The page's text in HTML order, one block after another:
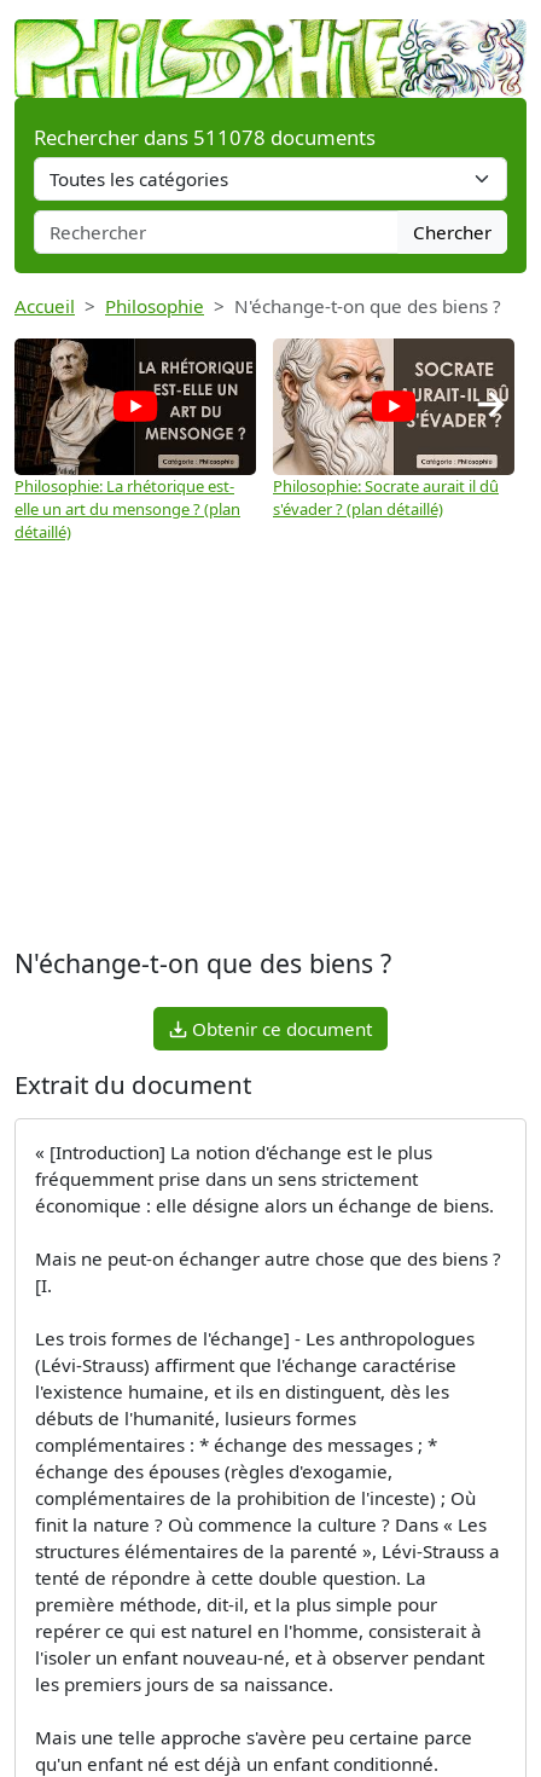
Rechercher dans 511078 documents
Chercher
Accueil Philosophie N'échange-t-on que des biens ?
Philosophie: La rhétorique est-
elle un art du mensonge ? (plan
détaillé)
Philosophie: Socrate aurait il dû
s'évader ? (plan détaillé)
→
N'échange-t-on que des biens ?
Obtenir ce document
Extrait du document
« [Introduction] La notion d'échange est le plus
fréquemment prise dans un sens strictement
économique : elle désigne alors un échange de biens.
Mais ne peut-on échanger autre chose que des biens ?
[I.
Les trois formes de l'échange] - Les anthropologues
(Lévi-Strauss) affirment que l'échange caractérise
l'existence humaine, et ils en distinguent, dès les
débuts de l'humanité, lusieurs formes
complémentaires : * échange des messages ; *
échange des épouses (règles d'exogamie,
complémentaires de la prohibition de l'inceste) ; Où
finit la nature ? Où commence la culture ? Dans « Les
structures élémentaires de la parenté », Lévi-Strauss a
tenté de répondre à cette double question. La
première méthode, dit-il, et la plus simple pour
repérer ce qui est naturel en l'homme, consisterait à
l'isoler un enfant nouveau-né, et à observer pendant
les premiers jours de sa naissance.
Mais une telle approche s'avère peu certaine parce
qu'un enfant né est déjà un enfant conditionné.